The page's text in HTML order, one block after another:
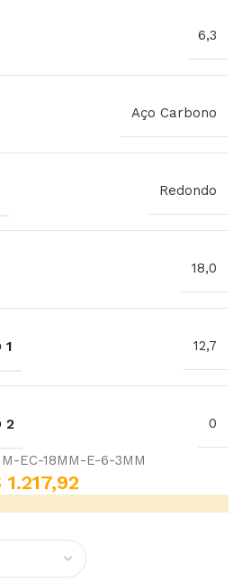
6,3
Aço Carbono
Redondo
18,0
1 12,7
2 0
EC-18MM-E-6-3MM
1.217,92